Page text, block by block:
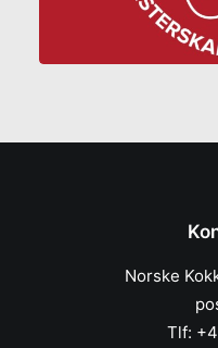
Norske
Tlf: